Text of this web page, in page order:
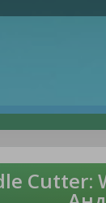
Cutter: